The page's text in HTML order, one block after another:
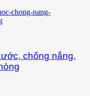
chống nắng,